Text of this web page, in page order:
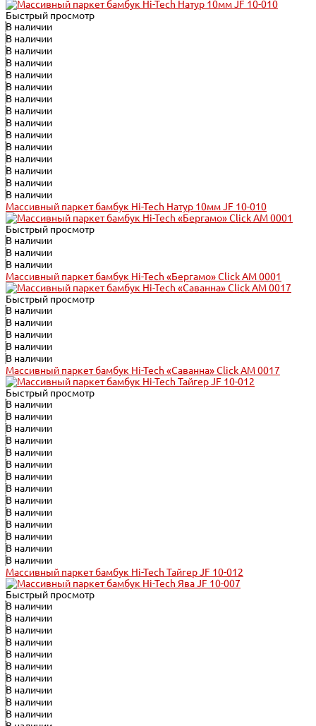
Быстрый просмотр
В наличии
В наличии
В наличии
В наличии
В наличии
В наличии
В наличии
В наличии
В наличии
В наличии
В наличии
В наличии
В наличии
В наличии
В наличии
Массивный паркет бамбук Hi-Tech Натур 10мм JF 10-010
Быстрый просмотр
В наличии
В наличии
В наличии
Массивный паркет бамбук Hi-Tech «Бергамо» Click АМ 0001
Быстрый просмотр
В наличии
В наличии
В наличии
В наличии
В наличии
Массивный паркет бамбук Hi-Tech «Саванна» Click АМ 0017
Быстрый просмотр
В наличии
В наличии
В наличии
В наличии
В наличии
В наличии
В наличии
В наличии
В наличии
В наличии
В наличии
В наличии
В наличии
В наличии
Массивный паркет бамбук Hi-Tech Тайгер JF 10-012
Быстрый просмотр
В наличии
В наличии
В наличии
В наличии
В наличии
В наличии
В наличии
В наличии
В наличии
В наличии